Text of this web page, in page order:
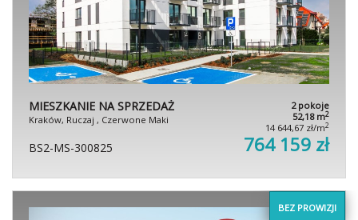
MIESZKANIE NA SPRZEDAŻ
Kraków, Ruczaj , Czerwone Maki
2 pokoje
52,18 m2
14 644,67 zł/m2
BS2-MS-300825 764 159 zł
BEZ PROWIZJI